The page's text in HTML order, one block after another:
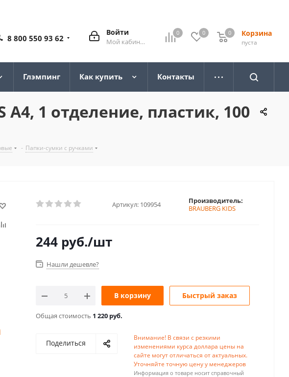
0 0 Корзина
0
пуста
0
Войти
Мой кабинет
8 800 550 93 62
Глэмпинг Как купить Контакты
А4, 1 отделение, пластик, 100
- Папки-сумки с ручками
Артикул: 109954
Производитель:
BRAUBERG KIDS
244 руб./шт
Нашли дешевле?
В корзину Быстрый заказ
Общая стоимость 1 220 руб.
Поделиться
Внимание! В связи с резкими
изменениями курса доллара цены на
сайте могут отличаться от актуальных.
Уточняйте точную цену у менеджеров
Информация о товаре носит справочный